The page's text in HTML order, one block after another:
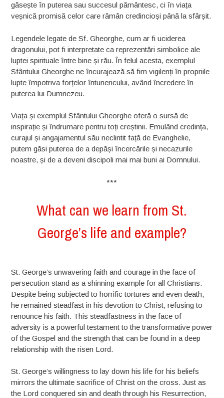
găsește în puterea sau succesul pământesc, ci în viața
veșnică promisă celor care rămân credincioși până la sfârșit.
Legendele legate de Sf. Gheorghe, cum ar fi uciderea
dragonului, pot fi interpretate ca reprezentări simbolice ale
luptei spirituale între bine și rău. În felul acesta, exemplul
Sfântului Gheorghe ne încurajează să fim vigilenți în propriile
lupte împotriva forțelor întunericului, având încredere în
puterea lui Dumnezeu.
Viața și exemplul Sfântului Gheorghe oferă o sursă de
inspirație și îndrumare pentru toți creștinii. Emulând credința,
curajul și angajamentul său neclintit față de Evanghelie,
putem găsi puterea de a depăși încercările și necazurile
noastre, și de a deveni discipoli mai mai buni ai Domnului.
***
What can we learn from St.
George’s life and example?
St. George’s unwavering faith and courage in the face of
persecution stand as a shinning example for all Christians.
Despite being subjected to horrific tortures and even death,
he remained steadfast in his devotion to Christ, refusing to
renounce his faith. This steadfastness in the face of
adversity is a powerful testament to the transformative power
of the Gospel and the strength that can be found in a deep
relationship with the risen Lord.
St. George’s willingness to lay down his life for his beliefs
mirrors the ultimate sacrifice of Christ on the cross. Just as
the Lord conquered sin and death through his Resurrection,